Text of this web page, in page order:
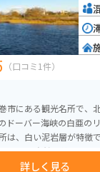
（口コミ1件）
市にある観光名所で、
ドーバー海峡の白亜の
は、白い泥岩層が特徴
しながら、宮沢賢治の
詳しく見る